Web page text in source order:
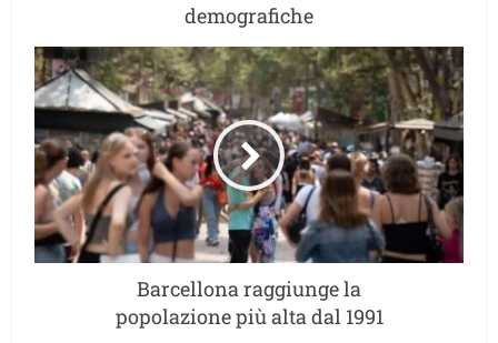
demografiche
Barcellona raggiunge la
popolazione più alta dal 1991